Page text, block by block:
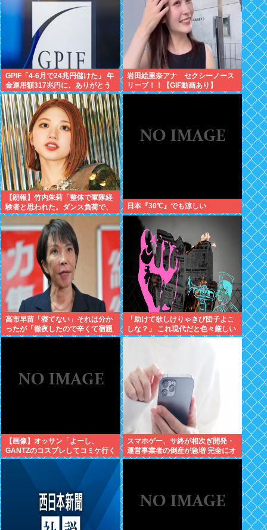
GPIF「4-6月で24兆円儲けた」 年
金運用額317兆円に、ありがとう
高市
岩田絵里奈アナ セクシーノース
リーブ！！【GIF動画あり】
【朗報】竹内朱莉「整体で軍隊経
験者と思われた。ダンス負荷で、
私の骨と筋肉はもうグチャグチャ
になってい
日本『30℃』でも涼しい
高市早苗「寝てない」それは分か
ったが「徹夜したので辛くて宿題
やってません」って言う奴高市早
「助けて欲しけりゃきび団子よこ
しな？」 これ現代だと色々厳しい
よな
【画像】オッサン「よーし、
GANTZのコスプレしてコミケ行く
かー」
スマホゲー、サ終が相次ぎ開発・
運営事業者の倒産が急増 完全にオ
ワコンか